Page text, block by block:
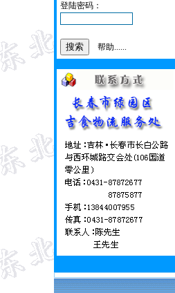
登陆密码：
帮助......